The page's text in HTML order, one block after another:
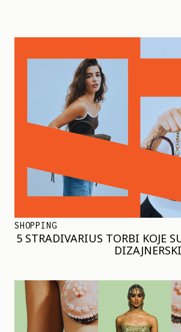
SHOPPING
5 STRADIVARIUS TORBI KOJE